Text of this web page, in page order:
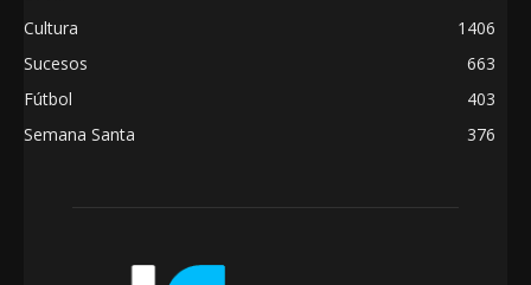
Cultura
1406
Sucesos
663
Fútbol
403
Semana Santa
376